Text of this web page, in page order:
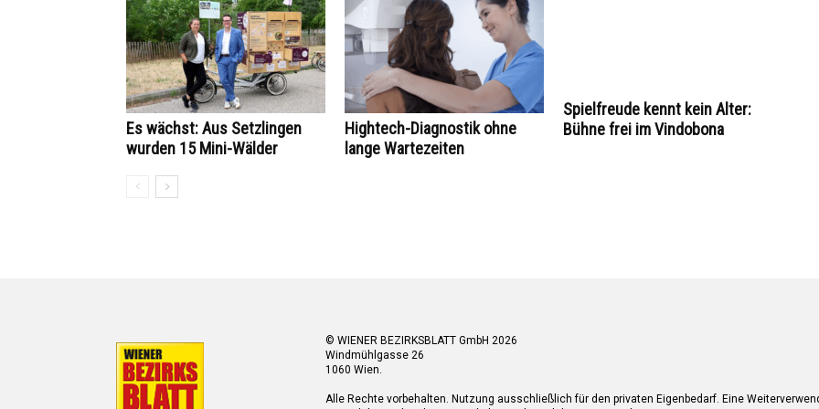
Es wächst: Aus Setzlingen
wurden 15 Mini-Wälder
Hightech-Diagnostik ohne
lange Wartezeiten
Spielfreude kennt kein Alter:
Bühne frei im Vindobona
© WIENER BEZIRKSBLATT GmbH 2026
Windmühlgasse 26
1060 Wien.
Alle Rechte vorbehalten. Nutzung ausschließlich für den privaten Eigenbedarf. Eine